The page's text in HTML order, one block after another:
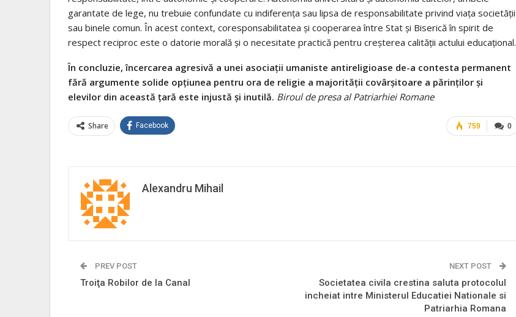
garantate de lege, nu trebuie confundate cu indiferenţa sau lipsa de responsabilitate privind viaţa societăţii
sau binele comun. În acest context, coresponsabilitatea şi cooperarea între Stat şi Biserică în spirit de
respect reciproc este o datorie morală şi o necesitate practică pentru creşterea calităţii actului educaţional.
În concluzie, încercarea agresivă a unei asociaţii umaniste antireligioase de-a contesta permanent
fără argumente solide opţiunea pentru ora de religie a majorității covârşitoare a părinților și
elevilor din această țară este injustă şi inutilă. Biroul de presa al Patriarhiei Romane
0
759
Share Facebook
Alexandru Mihail
PREV POST
Troiţa Robilor de la Canal
NEXT POST
Societatea civila crestina saluta protocolul
incheiat intre Ministerul Educatiei Nationale si
Patriarhia Romana